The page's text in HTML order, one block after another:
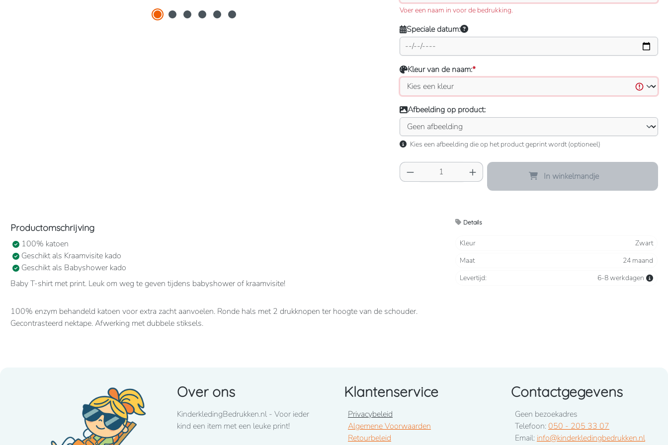
Voer een naam in voor de bedrukking.
Speciale datum:
Kleur van de naam:*
Afbeelding op product:
Kies een afbeelding die op het product geprint wordt (optioneel)
Producthoeveelheid: Voer de gewenste
In winkelmandje
Productomschrijving
100% katoen
Geschikt als Kraamvisite kado
Geschikt als Babyshower kado
Baby T-shirt met print. Leuk om weg te geven tijdens babyshower of kraamvisite!
100% enzym behandeld katoen voor extra zacht aanvoelen. Ronde hals met 2 drukknopen ter hoogte van de schouder.
Gecontrasteerd nektape. Afwerking met dubbele stiksels.
Details
Kleur
Zwart
Maat
24 maand
Levertijd:
6-8 werkdagen
Over ons
KinderkledingBedrukken.nl - Voor ieder
kind een item met een leuke print!
Klantenservice
Privacybeleid
Algemene Voorwaarden
Retourbeleid
Contactgegevens
Geen bezoekadres
Telefoon: 050 - 205 33 07
Email: info@kinderkledingbedrukken.nl